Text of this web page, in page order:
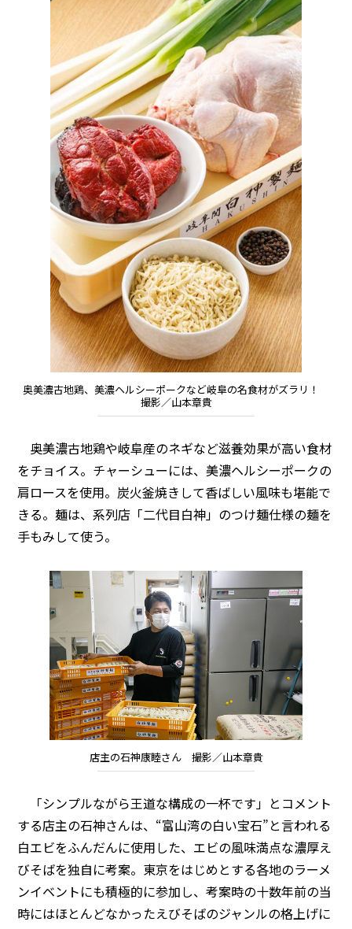
奥美濃古地鶏、美濃ヘルシーポークなど岐阜の名食材がズラリ！
撮影／山本章貴
奥美濃古地鶏や岐阜産のネギなど滋養効果が高い食材
をチョイス。チャーシューには、美濃ヘルシーポークの
肩ロースを使用。炭火釜焼きして香ばしい風味も堪能で
きる。麺は、系列店「二代目白神」のつけ麺仕様の麺を
手もみして使う。
店主の石神康睦さん 撮影／山本章貴
「シンプルながら王道な構成の一杯です」とコメント
する店主の石神さんは、“富山湾の白い宝石”と言われる
白エビをふんだんに使用した、エビの風味満点な濃厚え
びそばを独自に考案。東京をはじめとする各地のラーメ
ンイベントにも積極的に参加し、考案時の十数年前の当
時にはほとんどなかったえびそばのジャンルの格上げに